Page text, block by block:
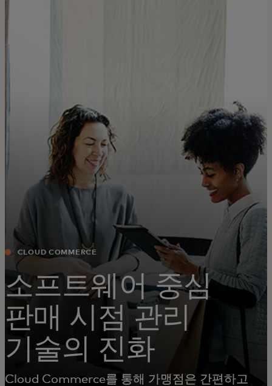
이노베이터
뉴스 & 인사이트
CLOUD COMMERCE
소프트웨어 중심
판매 시점 관리
기술의 진화
Cloud Commerce를 통해 가맹점은 간편하고